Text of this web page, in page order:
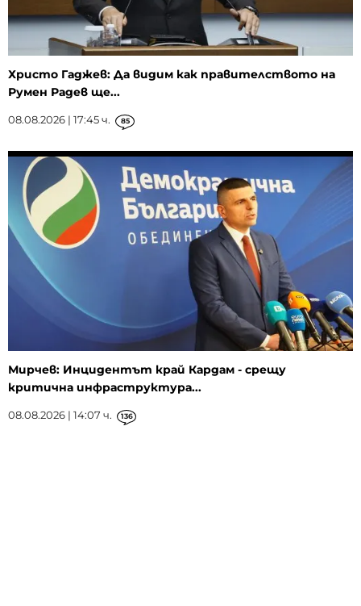
Христо Гаджев: Да видим как правителството на
Румен Радев ще...
08.08.2026 | 17:45 ч. 85
Мирчев: Инцидентът край Кардам - срещу
критична инфраструктура...
08.08.2026 | 14:07 ч. 136